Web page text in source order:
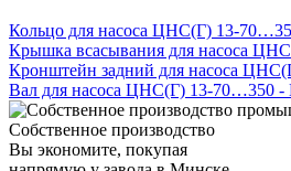
Кольцо для насоса ЦНС(Г) 13-
Крышка всасывания для насоса
Кронштейн задний для насоса
Вал для насоса ЦНС(Г) 13-70…350 -
Собственное производство
Вы экономите, покупая